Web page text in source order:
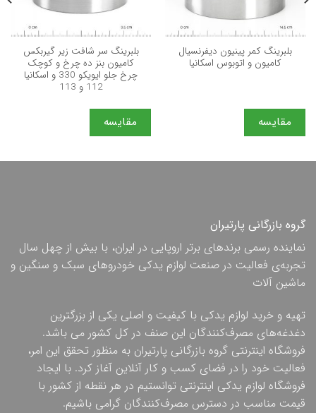
بلبرینگ کمر پینیون دیفرنسیال
کامیون و اتوبوس اسکانیا
مقایسه
بلبرینگ سر شافت زیر گیربکس
کامیون بنز ده چرخ و کوچک
چرخ جلو ایویکو 330 و اسکانیا
112 و 113
مقایسه
گروه بازرگانی پارتیران
نماینده رسمی برندهای برتر اروپایی در ایران، با بیش از چهل سال
تجربه‌ی فعالیت در صنعت لوازم یدکی خودروهای سبک و سنگین و
ماشین آلات
تهیه و خرید لوازم یدکی با کیفیت و اصلی یکی از بزرگترین
دغدغه‌های مصرف‌کنندگان این صنف در کل کشور می باشد.
فروشگاه اینترنتی گروه بازرگانی پارتیران به منظور تحقق این امر،
فعالیت خود را در فضای کسب و کار آنلاین آغاز کرد. با ایجاد
فروشگاه لوازم یدکی اینترنتی توانستیم در هر نقطه از کشور با
قیمت مناسب در دسترس مصرف‌کنندگان گرامی باشیم.